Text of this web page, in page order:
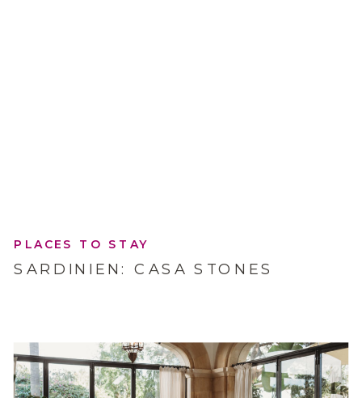
PLACES TO STAY
SARDINIEN: CASA STONES